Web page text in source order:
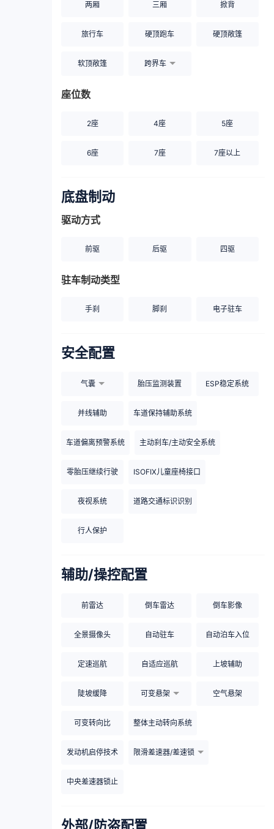
两厢 三厢 掀背
旅行车 硬顶跑车 硬顶敞篷
软顶敞篷 跨界车
座位数
2座 4座 5座
6座 7座 7座以上
底盘制动
驱动方式
前驱 后驱 四驱
驻车制动类型
手刹 脚刹 电子驻车
安全配置
气囊 胎压监测装置 ESP稳定系统
并线辅助 车道保持辅助系统
车道偏离预警系统 主动刹车/主动安全系统
零胎压继续行驶 ISOFIX儿童座椅接口
夜视系统 道路交通标识识别
行人保护
辅助/操控配置
前雷达 倒车雷达 倒车影像
全景摄像头 自动驻车 自动泊车入位
定速巡航 自适应巡航 上坡辅助
陡坡缓降 可变悬架 空气悬架
可变转向比 整体主动转向系统
发动机启停技术 限滑差速器/差速锁
中央差速器锁止
外部/防盗配置